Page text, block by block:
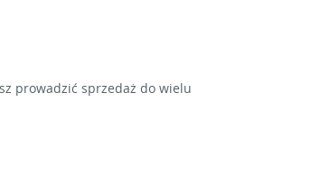
prowadzić sprzedaż do wielu